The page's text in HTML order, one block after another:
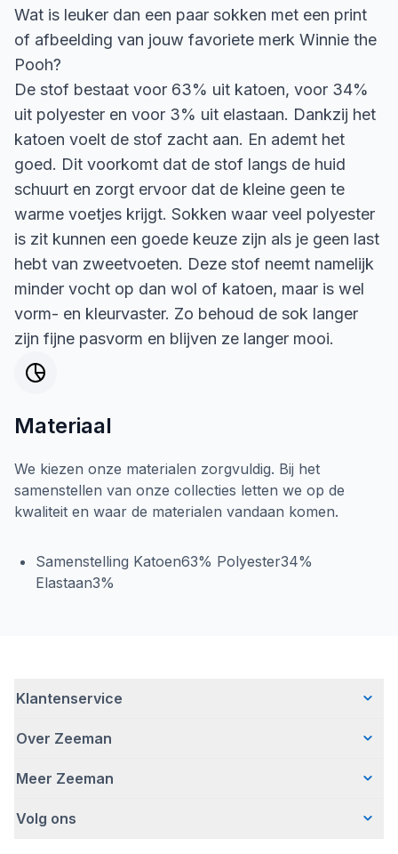
Wat is leuker dan een paar sokken met een print
of afbeelding van jouw favoriete merk Winnie the
Pooh?
De stof bestaat voor 63% uit katoen, voor 34%
uit polyester en voor 3% uit elastaan. Dankzij het
katoen voelt de stof zacht aan. En ademt het
goed. Dit voorkomt dat de stof langs de huid
schuurt en zorgt ervoor dat de kleine geen te
warme voetjes krijgt. Sokken waar veel polyester
is zit kunnen een goede keuze zijn als je geen last
hebt van zweetvoeten. Deze stof neemt namelijk
minder vocht op dan wol of katoen, maar is wel
vorm- en kleurvaster. Zo behoud de sok langer
zijn fijne pasvorm en blijven ze langer mooi.
Materiaal
We kiezen onze materialen zorgvuldig. Bij het
samenstellen van onze collecties letten we op de
kwaliteit en waar de materialen vandaan komen.
Samenstelling Katoen63% Polyester34%
Elastaan3%
Klantenservice
Veelgestelde vragen
Bezorgen
Retourneren
Over Zeeman
Wie wij zijn
Hoe wij verantwoord ondernemen
Meer Zeeman
Veiligheidswaarschuwing
Volg ons